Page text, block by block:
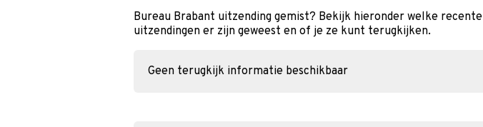
Bureau Brabant uitzending gemist? Bekijk hieronder welke recente
uitzendingen er zijn geweest en of je ze kunt terugkijken.
Geen terugkijk informatie beschikbaar